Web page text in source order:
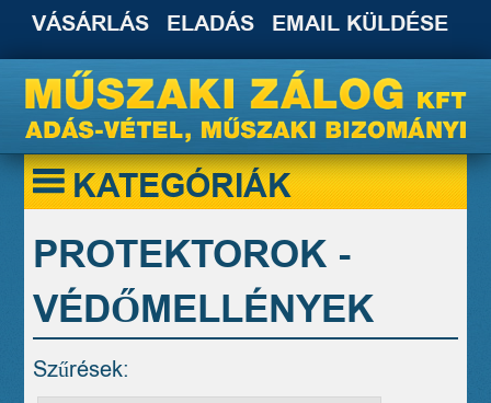
VÁSÁRLÁS ELADÁS EMAIL KÜLDÉSE
KATEGÓRIÁK
PROTEKTOROK -
VÉDŐMELLÉNYEK
Szűrések: